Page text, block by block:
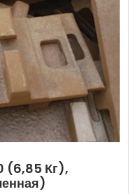
(6,85 Кг),